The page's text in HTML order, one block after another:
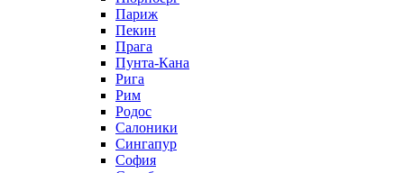
Париж
Пекин
Прага
Пунта-Кана
Рига
Рим
Родос
Салоники
Сингапур
София